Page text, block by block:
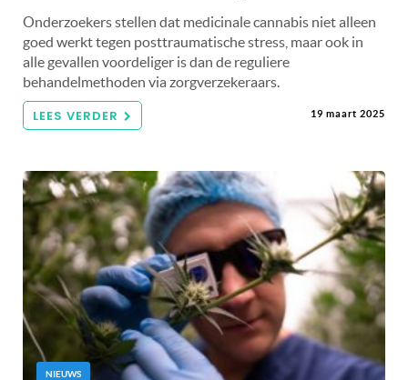
Onderzoekers stellen dat medicinale cannabis niet alleen
goed werkt tegen posttraumatische stress, maar ook in
alle gevallen voordeliger is dan de reguliere
behandelmethoden via zorgverzekeraars.
LEES VERDER 19 maart 2025
NIEUWS